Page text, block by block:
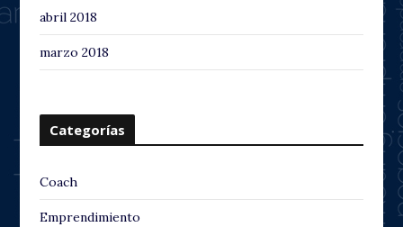
abril 2018
marzo 2018
Categorías
Coach
Emprendimiento